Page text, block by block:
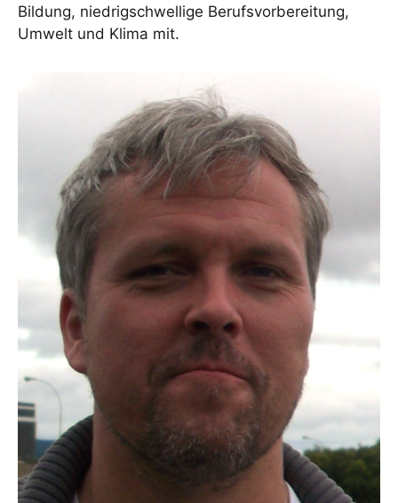
Bildung, niedrigschwellige Berufsvorbereitung,
Umwelt und Klima mit.